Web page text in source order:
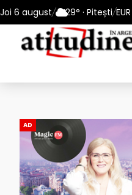
Joi 6 august/ 29° · Pitești/
apei potabile, în perioadele
AD